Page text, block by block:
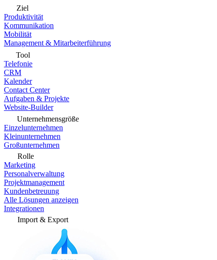
Ziel
Produktivität
Kommunikation
Mobilität
Management & Mitarbeiterführung
Tool
Telefonie
CRM
Kalender
Contact Center
Aufgaben & Projekte
Website-Builder
Unternehmensgröße
Einzelunternehmen
Kleinunternehmen
Großunternehmen
Rolle
Marketing
Personalverwaltung
Projektmanagement
Kundenbetreuung
Alle Lösungen anzeigen
Integrationen
Import & Export